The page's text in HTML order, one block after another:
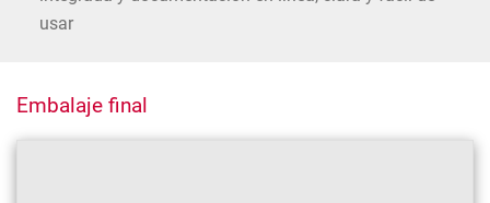
usar
Embalaje final